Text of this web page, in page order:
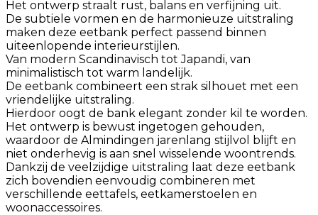
Het ontwerp straalt rust, balans en verfijning uit.
De subtiele vormen en de harmonieuze uitstraling
maken deze eetbank perfect passend binnen
uiteenlopende interieurstijlen.
Van modern Scandinavisch tot Japandi, van
minimalistisch tot warm landelijk.
De eetbank combineert een strak silhouet met een
vriendelijke uitstraling.
Hierdoor oogt de bank elegant zonder kil te worden.
Het ontwerp is bewust ingetogen gehouden,
waardoor de Almindingen jarenlang stijlvol blijft en
niet onderhevig is aan snel wisselende woontrends.
Dankzij de veelzijdige uitstraling laat deze eetbank
zich bovendien eenvoudig combineren met
verschillende eettafels, eetkamerstoelen en
woonaccessoires.